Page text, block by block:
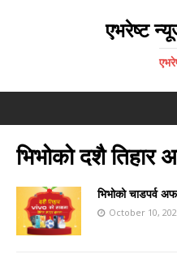
एभरेष्ट
भिभोको दशै तिहार
भिभोको चाडपर्व
October 10,